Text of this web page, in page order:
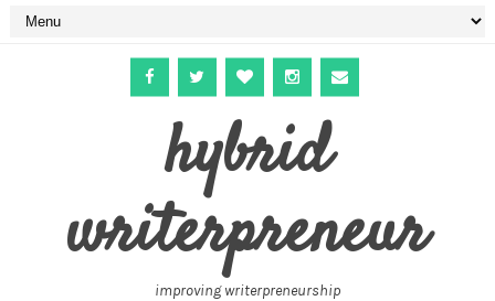
hybrid
writerpreneur
improving writerpreneurship